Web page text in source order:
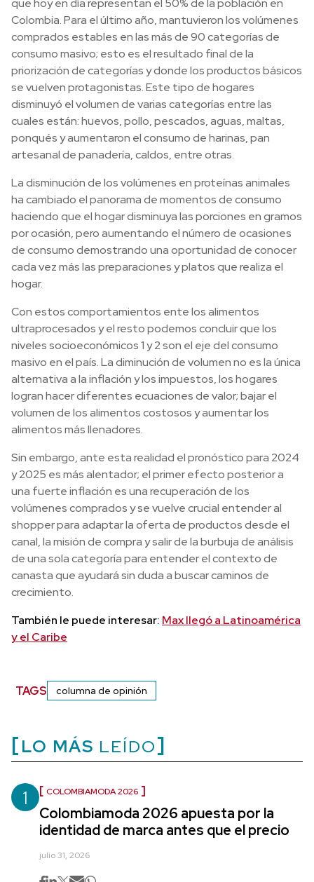
que hoy en día representan el 50% de la población en
Colombia. Para el último año, mantuvieron los volúmenes
comprados estables en las más de 90 categorías de
consumo masivo; esto es el resultado final de la
priorización de categorías y donde los productos básicos
se vuelven protagonistas. Este tipo de hogares
disminuyó el volumen de varias categorías entre las
cuales están: huevos, pollo, pescados, aguas, maltas,
ponqués y aumentaron el consumo de harinas, pan
artesanal de panadería, caldos, entre otras.
La disminución de los volúmenes en proteínas animales
ha cambiado el panorama de momentos de consumo
haciendo que el hogar disminuya las porciones en gramos
por ocasión, pero aumentando el número de ocasiones
de consumo demostrando una oportunidad de conocer
cada vez más las preparaciones y platos que realiza el
hogar.
Con estos comportamientos ente los alimentos
ultraprocesados y el resto podemos concluir que los
niveles socioeconómicos 1 y 2 son el eje del consumo
masivo en el país. La diminución de volumen no es la única
alternativa a la inflación y los impuestos, los hogares
logran hacer diferentes ecuaciones de valor; bajar el
volumen de los alimentos costosos y aumentar los
alimentos más llenadores.
Sin embargo, ante esta realidad el pronóstico para 2024
y 2025 es más alentador; el primer efecto posterior a
una fuerte inflación es una recuperación de los
volúmenes comprados y se vuelve crucial entender al
shopper para adaptar la oferta de productos desde el
canal, la misión de compra y salir de la burbuja de análisis
de una sola categoría para entender el contexto de
canasta que ayudará sin duda a buscar caminos de
crecimiento.
También le puede interesar: Max llegó a Latinoamérica
y el Caribe
TAGS columna de opinión
LO MÁS LEÍDO
1 COLOMBIAMODA 2026
Colombiamoda 2026 apuesta por la
identidad de marca antes que el precio
julio 31, 2026